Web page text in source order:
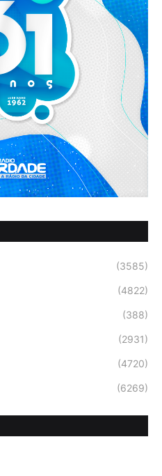
(3585)
(4822)
(388)
(2931)
(4720)
(6269)